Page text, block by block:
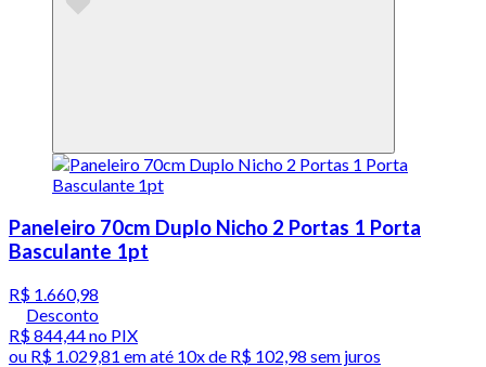
Paneleiro 70cm Duplo Nicho 2 Portas 1 Porta
Basculante 1pt
R$ 1.660,98
Desconto
R$ 844,44no PIX
ou R$ 1.029,81 em até 10x de R$ 102,98 sem juros